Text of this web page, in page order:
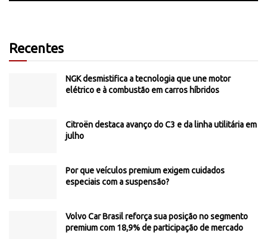
Recentes
NGK desmistifica a tecnologia que une motor
elétrico e à combustão em carros híbridos
Citroën destaca avanço do C3 e da linha utilitária em
julho
Por que veículos premium exigem cuidados
especiais com a suspensão?
Volvo Car Brasil reforça sua posição no segmento
premium com 18,9% de participação de mercado